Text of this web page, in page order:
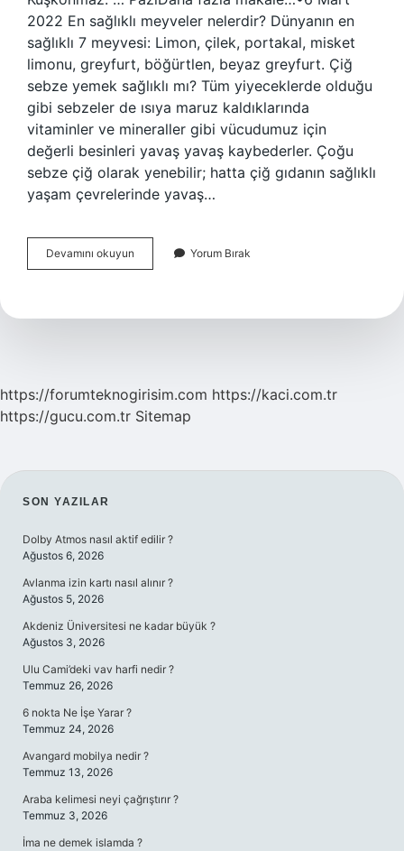
2022 En sağlıklı meyveler nelerdir? Dünyanın en
sağlıklı 7 meyvesi: Limon, çilek, portakal, misket
limonu, greyfurt, böğürtlen, beyaz greyfurt. Çiğ
sebze yemek sağlıklı mı? Tüm yiyeceklerde olduğu
gibi sebzeler de ısıya maruz kaldıklarında
vitaminler ve mineraller gibi vücudumuz için
değerli besinleri yavaş yavaş kaybederler. Çoğu
sebze çiğ olarak yenebilir; hatta çiğ gıdanın sağlıklı
yaşam çevrelerinde yavaş…
Devamını okuyun
Sağlıklı
Yorum Bırak
https://forumteknogirisim.com https://kaci.com.tr
https://gucu.com.tr Sitemap
SIDEBAR
SON YAZILAR
Dolby Atmos nasıl aktif edilir ?
Ağustos 6, 2026
Avlanma izin kartı nasıl alınır ?
Ağustos 5, 2026
Akdeniz Üniversitesi ne kadar büyük ?
Ağustos 3, 2026
Ulu Cami’deki vav harfi nedir ?
Temmuz 26, 2026
6 nokta Ne İşe Yarar ?
Temmuz 24, 2026
Avangard mobilya nedir ?
Temmuz 13, 2026
Araba kelimesi neyi çağrıştırır ?
Temmuz 3, 2026
İma ne demek islamda ?